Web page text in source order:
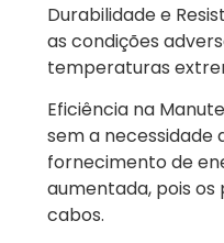
Durabilidade e
as condições
temperaturas
Eficiência na
sem a necessidade
fornecimento de
aumentada, pois
cabos.